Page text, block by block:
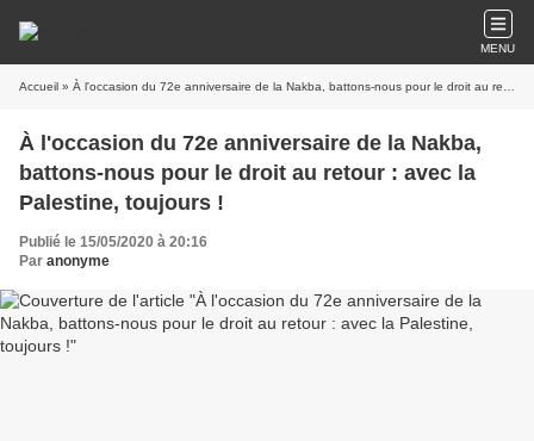
MENU
Accueil » À l'occasion du 72e anniversaire de la Nakba, battons-nous pour le droit au retour : avec la Palestine, toujours !
À l'occasion du 72e anniversaire de la Nakba,
battons-nous pour le droit au retour : avec la
Palestine, toujours !
Publié le 15/05/2020 à 20:16
Par anonyme